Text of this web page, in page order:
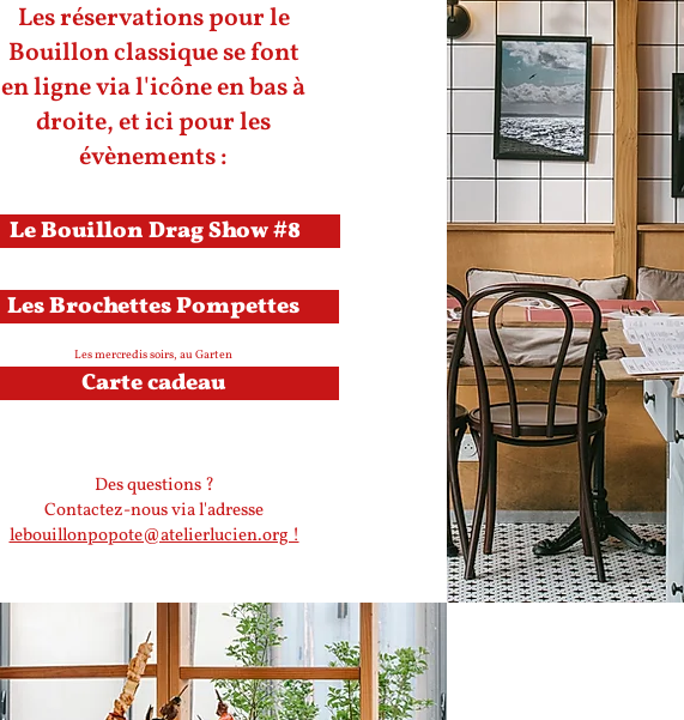
Les réservations pour le
Bouillon classique se font
en ligne via l'icône en bas à
droite, et ici pour les
évènements :
Le Bouillon Drag Show #8
Les Brochettes Pompettes
Les mercredis soirs, au Garten
Carte cadeau
Des questions ?
Contactez-nous via l'adresse
lebouillonpopote@atelierlucien.org !